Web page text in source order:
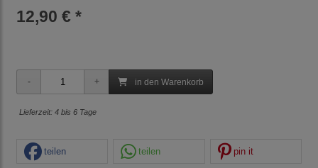
12,90 € *
in den Warenkorb
Lieferzeit: 4 bis 6 Tage
teilen teilen pin it